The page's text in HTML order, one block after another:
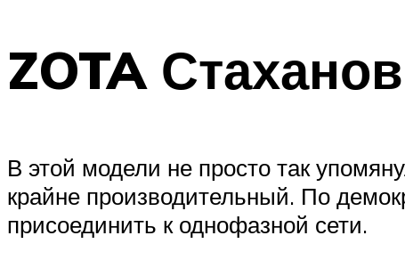
ZOTA
В этой модели не просто так
крайне производительный. По
присоединить к однофазной сети.